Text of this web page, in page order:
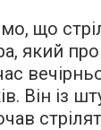
що
який
Він із